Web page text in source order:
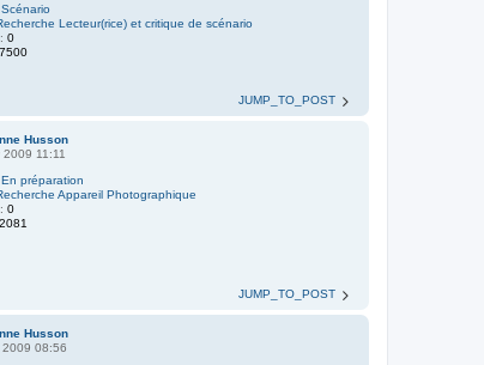
Scénario
Lecteur(rice) et critique de scénario
0
7500
JUMP_TO_POST
Husson
2009 11:11
En préparation
Appareil Photographique
0
2081
JUMP_TO_POST
Husson
2009 08:56